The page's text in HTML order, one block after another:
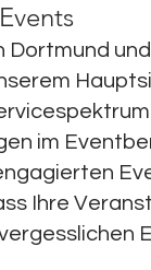
Dortmund
im
Ihre